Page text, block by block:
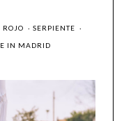
ROJO · SERPIENTE ·
IN MADRID